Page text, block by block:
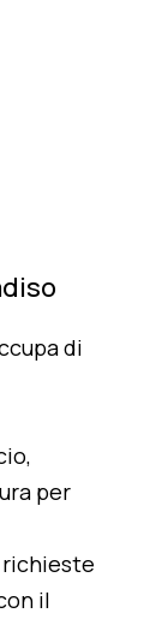
di
per
richieste
il